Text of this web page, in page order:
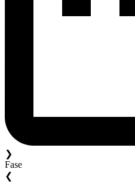
❯
Fase
❮